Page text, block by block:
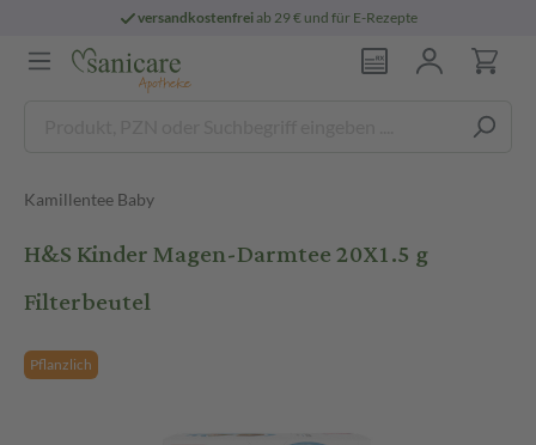
versandkostenfreiab 29 € und für E-Rezepte
Kamillentee Baby
H&S Kinder Magen-Darmtee 20X1.5 g
Filterbeutel
Pflanzlich